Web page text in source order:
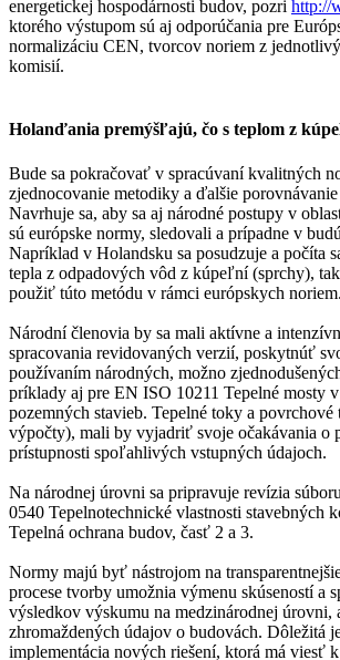
energetickej hospodárnosti budov, pozri http://
ktorého výstupom sú aj odporúčania pre
normalizáciu CEN, tvorcov noriem z
komisií.
Holanďania premýšľajú, čo s teplom z
Bude sa pokračovať v spracúvaní kvalitných
zjednocovanie metodiky a ďalšie
Navrhuje sa, aby sa aj národné postupy v
sú európske normy, sledovali a prípadne v
Napríklad v Holandsku sa posudzuje a počíta
tepla z odpadových vôd z kúpeľní (sprchy),
použiť túto metódu v rámci európskych noriem.
Národní členovia by sa mali aktívne a
spracovania revidovaných verzií, poskytnúť
používaním národných, možno
príklady aj pre EN ISO 10211 Tepelné mosty
pozemných stavieb. Tepelné toky a povrchové
výpočty), mali by vyjadriť svoje očakávania o
prístupnosti spoľahlivých vstupných údajoch.
Na národnej úrovni sa pripravuje revízia
0540 Tepelnotechnické vlastnosti stavebných
Tepelná ochrana budov, časť 2 a 3.
Normy majú byť nástrojom na
procese tvorby umožnia výmenu skúseností a
výsledkov výskumu na medzinárodnej úrovni,
zhromaždených údajov o budovách. Dôležitá
implementácia nových riešení, ktorá má viesť